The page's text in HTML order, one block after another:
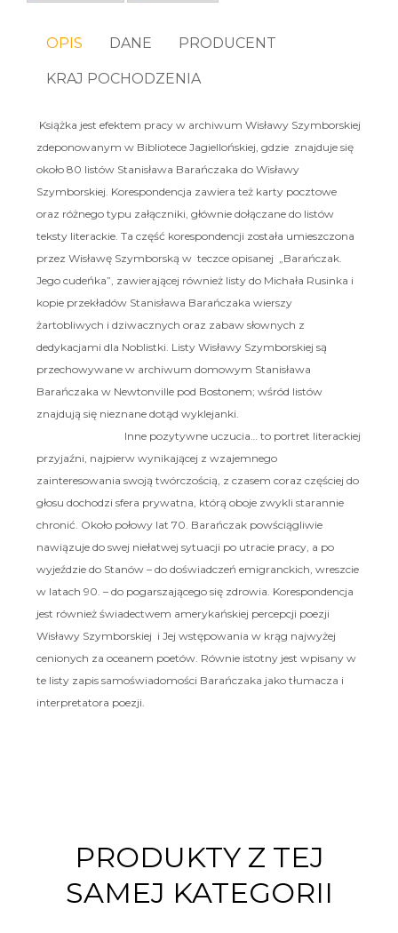
OPIS DANE PRODUCENT
KRAJ POCHODZENIA
Książka jest efektem pracy w archiwum Wisławy Szymborskiej
zdeponowanym w Bibliotece Jagiellońskiej, gdzie znajduje się
około 80 listów Stanisława Barańczaka do Wisławy
Szymborskiej. Korespondencja zawiera też karty pocztowe
oraz różnego typu załączniki, głównie dołączane do listów
teksty literackie. Ta część korespondencji została umieszczona
przez Wisławę Szymborską w teczce opisanej „Barańczak.
Jego cudeńka”, zawierającej również listy do Michała Rusinka i
kopie przekładów Stanisława Barańczaka wierszy
żartobliwych i dziwacznych oraz zabaw słownych z
dedykacjami dla Noblistki. Listy Wisławy Szymborskiej są
przechowywane w archiwum domowym Stanisława
Barańczaka w Newtonville pod Bostonem; wśród listów
znajdują się nieznane dotąd wyklejanki.
Inne pozytywne uczucia… to portret literackiej
przyjaźni, najpierw wynikającej z wzajemnego
zainteresowania swoją twórczością, z czasem coraz częściej do
głosu dochodzi sfera prywatna, którą oboje zwykli starannie
chronić. Około połowy lat 70. Barańczak powściągliwie
nawiązuje do swej niełatwej sytuacji po utracie pracy, a po
wyjeździe do Stanów – do doświadczeń emigranckich, wreszcie
w latach 90. – do pogarszającego się zdrowia. Korespondencja
jest również świadectwem amerykańskiej percepcji poezji
Wisławy Szymborskiej i Jej wstępowania w krąg najwyżej
cenionych za oceanem poetów. Równie istotny jest wpisany w
te listy zapis samoświadomości Barańczaka jako tłumacza i
interpretatora poezji.
PRODUKTY Z TEJ
SAMEJ KATEGORII